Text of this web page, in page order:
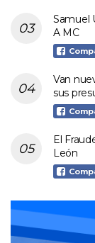
Samuel
A MC
Van
sus
El
León